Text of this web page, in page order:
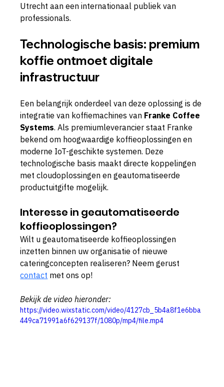
Utrecht aan een internationaal publiek van
professionals.
Technologische basis: premium
koffie ontmoet digitale
infrastructuur
Een belangrijk onderdeel van deze oplossing is de
integratie van koffiemachines van Franke Coffee
Systems. Als premiumleverancier staat Franke
bekend om hoogwaardige koffieoplossingen en
moderne IoT-geschikte systemen. Deze
technologische basis maakt directe koppelingen
met cloudoplossingen en geautomatiseerde
productuitgifte mogelijk.
Interesse in geautomatiseerde
koffieoplossingen?
Wilt u geautomatiseerde koffieoplossingen
inzetten binnen uw organisatie of nieuwe
cateringconcepten realiseren? Neem gerust
contact met ons op!
Bekijk de video hieronder:
https://video.wixstatic.com/video/4127cb_5b4a8f1e6bba
449ca71991a6f629137f/1080p/mp4/file.mp4